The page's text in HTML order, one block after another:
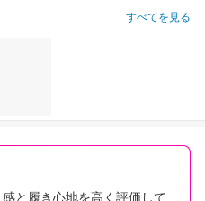
すべてを見る
と履き心地を高く評価して